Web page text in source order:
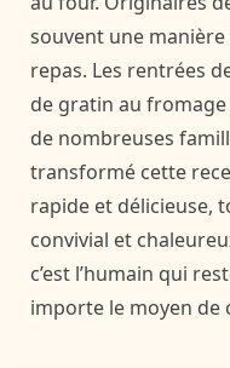
souvent une
repas. Les rentrées
de gratin au
de nombreuses
transformé cette
rapide et délicieuse,
convivial et
c’est l’humain qui
importe le moyen de